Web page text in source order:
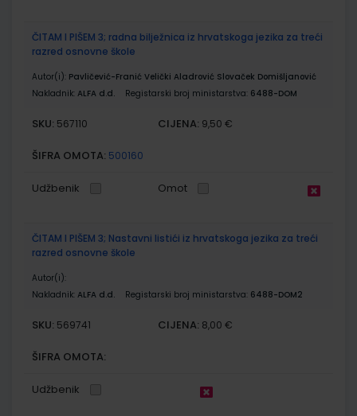
ČITAM I PIŠEM 3; radna bilježnica iz hrvatskoga jezika za treći
razred osnovne škole
Autor(i): Pavličević-Franić Velički Aladrović Slovaček Domišljanović
Nakladnik: ALFA d.d. Registarski broj ministarstva: 6488-DOM
SKU: 567110 CIJENA: 9,50 €
ŠIFRA OMOTA: 500160
Udžbenik Omot
ČITAM I PIŠEM 3; Nastavni listići iz hrvatskoga jezika za treći
razred osnovne škole
Autor(i):
Nakladnik: ALFA d.d. Registarski broj ministarstva: 6488-DOM2
SKU: 569741 CIJENA: 8,00 €
ŠIFRA OMOTA:
Udžbenik